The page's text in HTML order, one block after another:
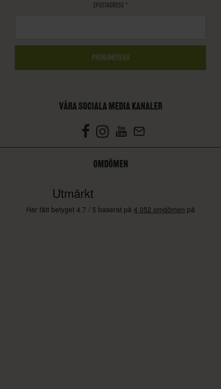
EPOSTADRESS *
VÅRA SOCIALA MEDIA KANALER
OMDÖMEN